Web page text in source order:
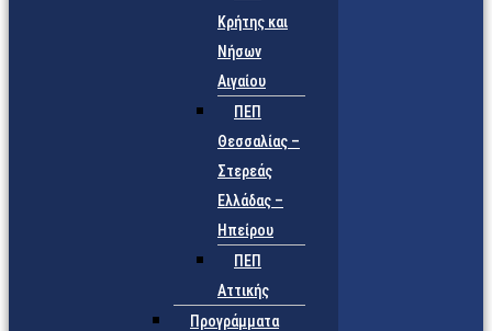
Κρήτης και
Νήσων
Αιγαίου
ΠΕΠ
Θεσσαλίας –
Στερεάς
Ελλάδας –
Ηπείρου
ΠΕΠ
Αττικής
Προγράμματα